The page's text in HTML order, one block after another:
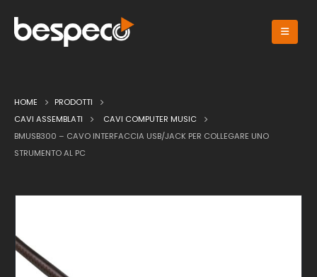
HOME
PRODOTTI
CAVI ASSEMBLATI
CAVI COMPUTER MUSIC
BMUSB300 – CAVO INTERFACCIA USB/JACK PER COLLEGARE UNO
STRUMENTO AL PC